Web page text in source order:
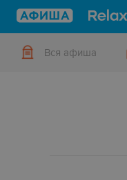
Вся афиша